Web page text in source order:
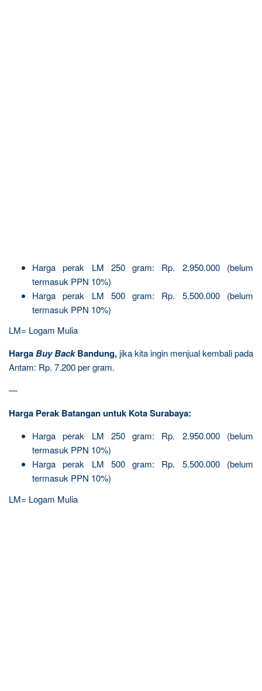
Harga perak LM 250 gram: Rp. 2.950.000 (belum
termasuk PPN 10%)
Harga perak LM 500 gram: Rp. 5.500.000 (belum
termasuk PPN 10%)
LM= Logam Mulia
HargaBuy BackBandung,jika kita ingin menjual kembali pada
Antam: Rp. 7.200 per gram.
—
Harga Perak Batangan untuk Kota Surabaya:
Harga perak LM 250 gram: Rp. 2.950.000 (belum
termasuk PPN 10%)
Harga perak LM 500 gram: Rp. 5.500.000 (belum
termasuk PPN 10%)
LM= Logam Mulia